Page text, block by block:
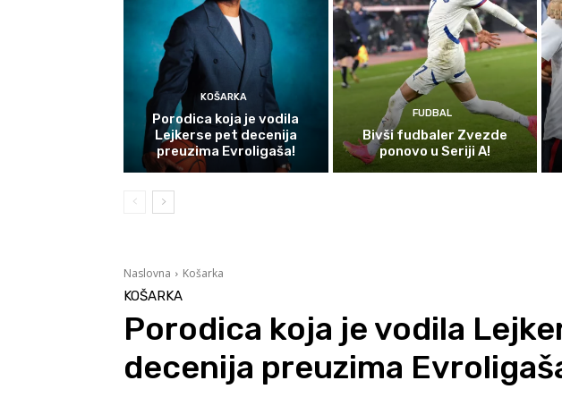
KOŠARKA
Porodica koja je vodila
Lejkerse pet decenija
preuzima Evroligaša!
FUDBAL
Bivši fudbaler Zvezde
ponovo u Seriji A!